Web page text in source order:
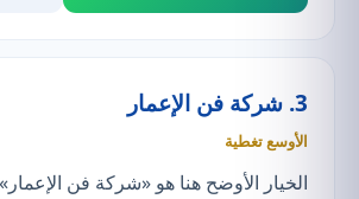
3. شركة فن الإعمار
الأوسع تغطية
الخيار الأوضح هنا هو «شركة فن